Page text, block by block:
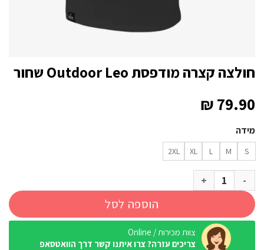
חולצה קצרה מודפסת Outdoor Leo שחור
₪79.90
מידה
S
M
L
XL
2XL
כמות של חולצה קצרה מודפסת Outdoor Leo שחור
הוספה לסל
צוות מכירות / Online
צריכים עזרה? צרו איתנו קשר דרך הוואטסאפ